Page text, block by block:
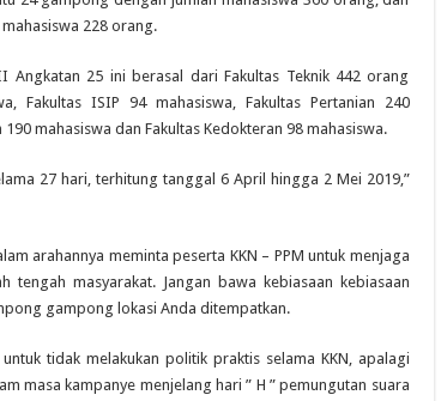
228 orang.
Angkatan 25 ini berasal dari Fakultas Teknik 442 orang
Fakultas ISIP 94 mahasiswa, Fakultas Pertanian 240
mahasiswa dan Fakultas Kedokteran 98 mahasiswa.
27 hari, terhitung tanggal 6 April hingga 2 Mei 2019,”
arahannya meminta peserta KKN – PPM untuk menjaga
masyarakat. Jangan bawa kebiasaan kebiasaan
gampong lokasi Anda ditempatkan.
tidak melakukan politik praktis selama KKN, apalagi
masa kampanye menjelang hari ” H ” pemungutan suara